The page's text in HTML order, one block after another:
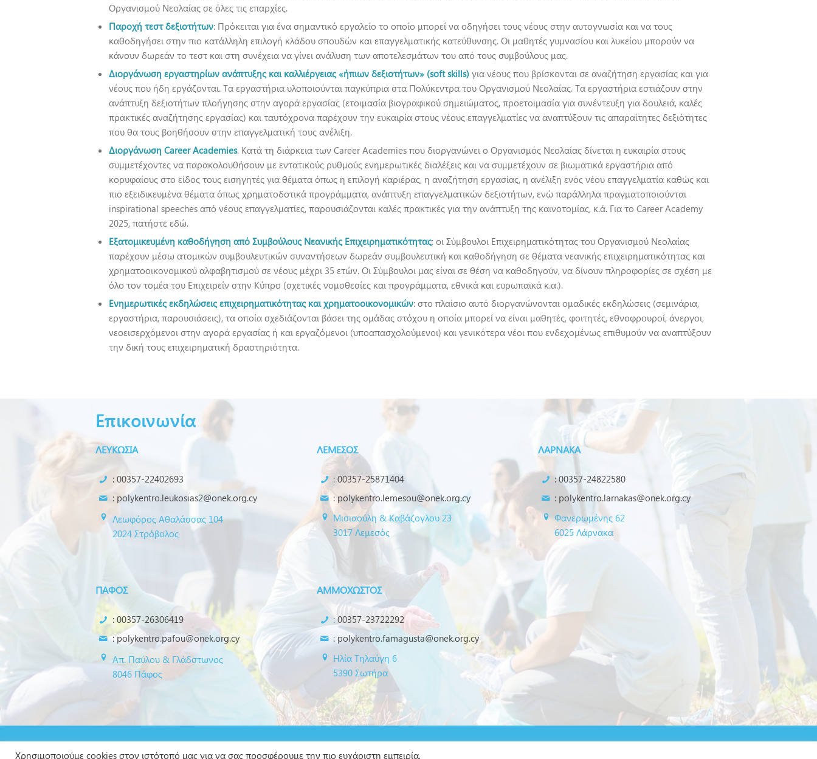
Οργανισμού Νεολαίας σε όλες τις επαρχίες.
Παροχή τεστ δεξιοτήτων: Πρόκειται για ένα σημαντικό εργαλείο το οποίο μπορεί να οδηγήσει τους νέους στην αυτογνωσία και να τους
καθοδηγήσει στην πιο κατάλληλη επιλογή κλάδου σπουδών και επαγγελματικής κατεύθυνσης. Οι μαθητές γυμνασίου και λυκείου μπορούν να
κάνουν δωρεάν το τεστ και στη συνέχεια να γίνει ανάλυση των αποτελεσμάτων του από τους συμβούλους μας.
Διοργάνωση εργαστηρίων ανάπτυξης και καλλιέργειας «ήπιων δεξιοτήτων» (soft skills) για νέους που βρίσκονται σε αναζήτηση εργασίας και για
νέους που ήδη εργάζονται. Τα εργαστήρια υλοποιούνται παγκύπρια στα Πολύκεντρα του Οργανισμού Νεολαίας. Τα εργαστήρια εστιάζουν στην
ανάπτυξη δεξιοτήτων πλοήγησης στην αγορά εργασίας (ετοιμασία βιογραφικού σημειώματος, προετοιμασία για συνέντευξη για δουλειά, καλές
πρακτικές αναζήτησης εργασίας) και ταυτόχρονα παρέχουν την ευκαιρία στους νέους επαγγελματίες να αναπτύξουν τις απαραίτητες δεξιότητες
που θα τους βοηθήσουν στην επαγγελματική τους ανέλιξη.
Διοργάνωση Career Academies. Κατά τη διάρκεια των Career Academies που διοργανώνει ο Οργανισμός Νεολαίας δίνεται η ευκαιρία στους
συμμετέχοντες να παρακολουθήσουν με εντατικούς ρυθμούς ενημερωτικές διαλέξεις και να συμμετέχουν σε βιωματικά εργαστήρια από
κορυφαίους στο είδος τους εισηγητές για θέματα όπως η επιλογή καριέρας, η αναζήτηση εργασίας, η ανέλιξη ενός νέου επαγγελματία καθώς και
πιο εξειδικευμένα θέματα όπως χρηματοδοτικά προγράμματα, ανάπτυξη επαγγελματικών δεξιοτήτων, ενώ παράλληλα πραγματοποιούνται
inspirational speeches από νέους επαγγελματίες, παρουσιάζονται καλές πρακτικές για την ανάπτυξη της καινοτομίας, κ.ά. Για το Career Academy
2025, πατήστε εδώ.
Εξατομικευμένη καθοδήγηση από Συμβούλους Νεανικής Επιχειρηματικότητας: οι Σύμβουλοι Επιχειρηματικότητας του Οργανισμού Νεολαίας
παρέχουν μέσω ατομικών συμβουλευτικών συναντήσεων δωρεάν συμβουλευτική και καθοδήγηση σε θέματα νεανικής επιχειρηματικότητας και
χρηματοοικονομικού αλφαβητισμού σε νέους μέχρι 35 ετών. Οι Σύμβουλοι μας είναι σε θέση να καθοδηγούν, να δίνουν πληροφορίες σε σχέση με
όλο τον τομέα του Επιχειρείν στην Κύπρο (σχετικές νομοθεσίες και προγράμματα, εθνικά και ευρωπαϊκά κ.α.).
Ενημερωτικές εκδηλώσεις επιχειρηματικότητας και χρηματοοικονομικών: στο πλαίσιο αυτό διοργανώνονται ομαδικές εκδηλώσεις (σεμινάρια,
εργαστήρια, παρουσιάσεις), τα οποία σχεδιάζονται βάσει της ομάδας στόχου η οποία μπορεί να είναι μαθητές, φοιτητές, εθνοφρουροί, άνεργοι,
νεοεισερχόμενοι στην αγορά εργασίας ή και εργαζόμενοι (υποαπασχολούμενοι) και γενικότερα νέοι που ενδεχομένως επιθυμούν να αναπτύξουν
την δική τους επιχειρηματική δραστηριότητα.
Επικοινωνία
ΛΕΥΚΩΣΙΑ
: 00357-22402693
: polykentro.leukosias2@onek.org.cy
Λεωφόρος Αθαλάσσας 104
2024 Στρόβολος
ΛΕΜΕΣΟΣ
: 00357-25871404
:polykentro.lemesou@onek.org.cy
Μισιαούλη & Καβάζογλου 23
3017 Λεμεσός
ΛΑΡΝΑΚΑ
: 00357-24822580
: polykentro.larnakas@onek.org.cy
Φανερωμένης 62
6025 Λάρνακα
ΠΑΦΟΣ
: 00357-26306419
:polykentro.pafou@onek.org.cy
Απ. Παύλου & Γλάδστωνος
8046 Πάφος
ΑΜΜΟΧΩΣΤΟΣ
: 00357-23722292
: polykentro.famagusta@onek.org.cy
Ηλία Τηλαύγη 6
5390 Σωτήρα
Πολιτική Προστασίας Προσωπικών Δεδομένων
Χρησιμοποιούμε cookies στον ιστότοπό μας για να σας προσφέρουμε την πιο ευχάριστη εμπειρία,